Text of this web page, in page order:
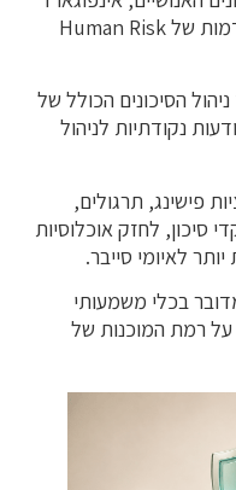
מסייעת לארגונים ליישם גישות מתקדמות של Human Risk
הסיכונים הכולל של
נקודתיות לניהול
פישינג, תרגולים,
סיכון, לחזק אוכלוסיות
לאיומי סייבר.
בכלי משמעותי
רמת המוכנות של